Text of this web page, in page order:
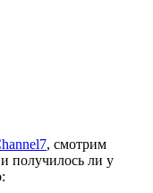
, смотрим
получилось ли у